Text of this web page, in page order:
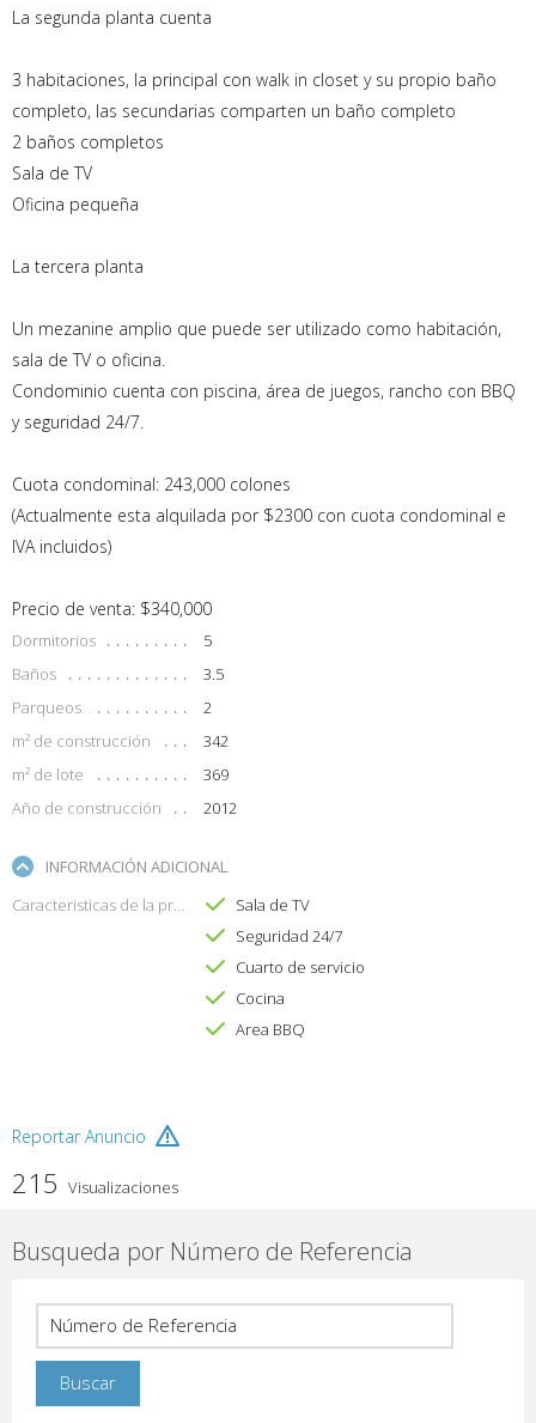
La segunda planta cuenta
3 habitaciones, la principal con walk in closet y su propio baño
completo, las secundarias comparten un baño completo
2 baños completos
Sala de TV
Oficina pequeña
La tercera planta
Un mezanine amplio que puede ser utilizado como habitación,
sala de TV o oficina.
Condominio cuenta con piscina, área de juegos, rancho con BBQ
y seguridad 24/7.
Cuota condominal: 243,000 colones
(Actualmente esta alquilada por $2300 con cuota condominal e
IVA incluidos)
Precio de venta: $340,000
Dormitorios
5
Baños
3.5
Parqueos
2
m² de construcción
342
m² de lote
369
Año de construcción
2012
INFORMACIÓN ADICIONAL
Caracteristicas de la propiedad
Sala de TV
Seguridad 24/7
Cuarto de servicio
Cocina
Area BBQ
Reportar Anuncio
215 Visualizaciones
Busqueda por Número de Referencia